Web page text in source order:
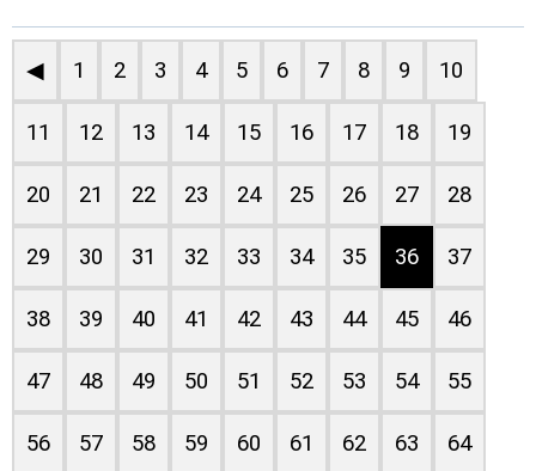
◀ 1 2 3 4 5 6 7 8 9 10
11 12 13 14 15 16 17 18 19
20 21 22 23 24 25 26 27 28
29 30 31 32 33 34 35 36 37
38 39 40 41 42 43 44 45 46
47 48 49 50 51 52 53 54 55
56 57 58 59 60 61 62 63 64